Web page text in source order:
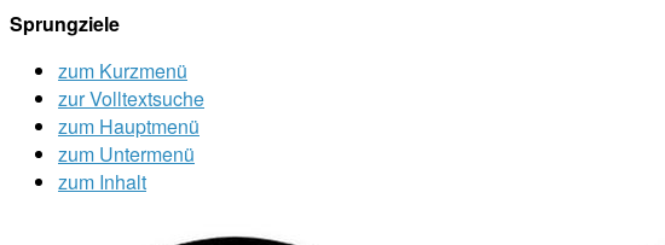
Sprungziele
zum Kurzmenü
zur Volltextsuche
zum Hauptmenü
zum Untermenü
zum Inhalt